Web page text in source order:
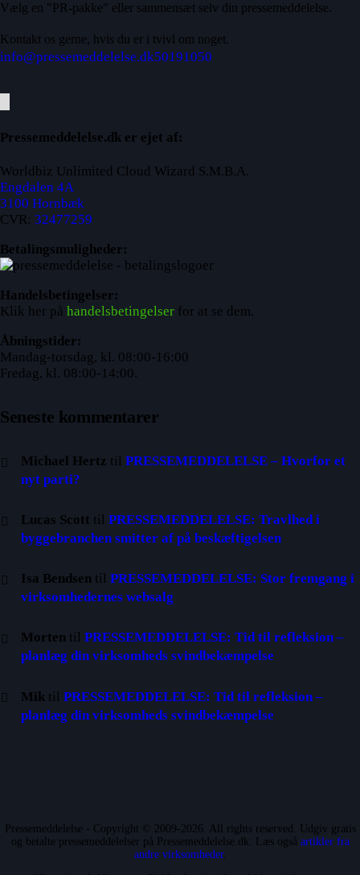
Vælg en "PR-pakke" eller sammensæt selv din pressemeddelelse.
Kontakt os gerne, hvis du er i tvivl om noget.
info@pressemeddelelse.dk50191050
Pressemeddelelse.dk er ejet af:
Worldbiz Unlimited Cloud Wizard S.M.B.A.
Engdalen 4A
3100 Hornbæk
CVR: 32477259
Betalingsmuligheder:
Handelsbetingelser:
Klik her på handelsbetingelser for at se dem.
Åbningstider:
Mandag-torsdag, kl. 08:00-16:00
Fredag, kl. 08:00-14:00.
Seneste kommentarer
Michael Hertz tilPRESSEMEDDELELSE – Hvorfor et
nyt parti?
Lucas Scott tilPRESSEMEDDELELSE: Travlhed i
byggebranchen smitter af på beskæftigelsen
Isa Bendsen tilPRESSEMEDDELELSE: Stor fremgang i
virksomhedernes websalg
Morten tilPRESSEMEDDELELSE: Tid til refleksion –
planlæg din virksomheds svindbekæmpelse
Mik tilPRESSEMEDDELELSE: Tid til refleksion –
planlæg din virksomheds svindbekæmpelse
Pressemeddelelse - Copyright © 2009-2026. All rights reserved. Udgiv gratis
og betalte pressemeddelelser på Pressemeddelelse.dk. Læs også artikler fra
andre virksomheder.